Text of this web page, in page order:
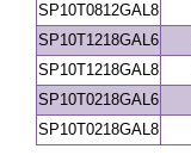
SP10T0812GAL8
SP10T1218GAL6
SP10T1218GAL8
SP10T0218GAL6
SP10T0218GAL8